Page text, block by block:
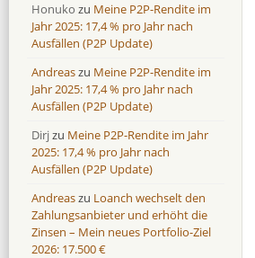
Honuko zu Meine P2P-Rendite im
Jahr 2025: 17,4 % pro Jahr nach
Ausfällen (P2P Update)
Andreaszu Meine P2P-Rendite im
Jahr 2025: 17,4 % pro Jahr nach
Ausfällen (P2P Update)
Dirjzu Meine P2P-Rendite im Jahr
2025: 17,4 % pro Jahr nach
Ausfällen (P2P Update)
Andreaszu Loanch wechselt den
Zahlungsanbieter und erhöht die
Zinsen – Mein neues Portfolio-Ziel
2026: 17.500 €